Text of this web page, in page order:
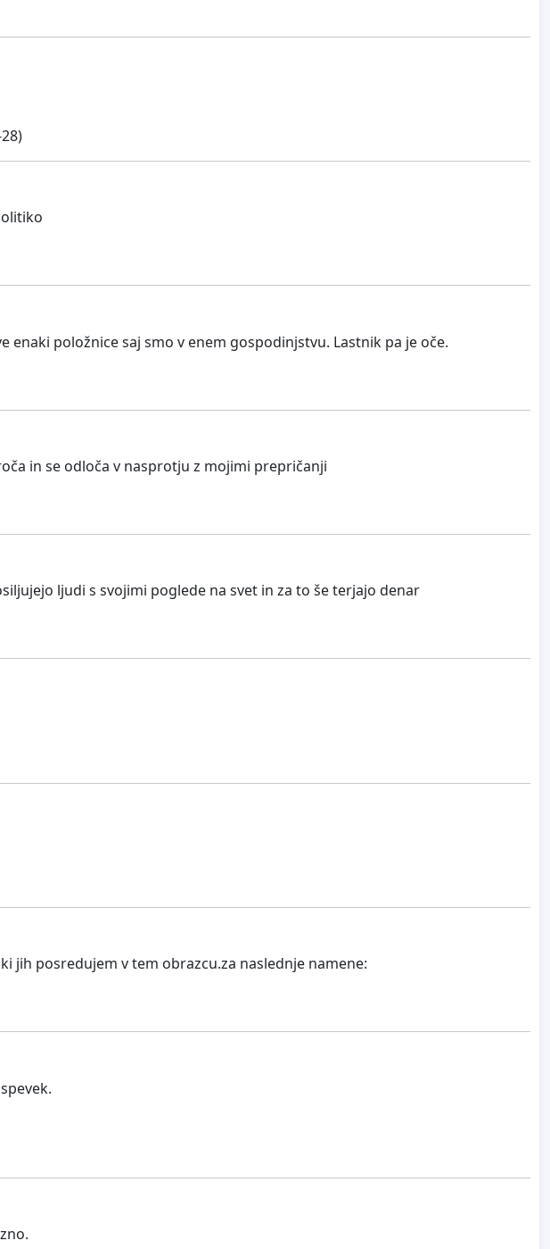
enaki položnice saj smo v enem gospodinjstvu. Lastnik pa je oče.
in se odloča v nasprotju z mojimi prepričanji
ljudi s svojimi poglede na svet in za to še terjajo denar
jih posredujem v tem obrazcu.za naslednje namene: